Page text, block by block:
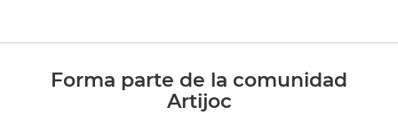
Forma parte de la comunidad
Artijoc